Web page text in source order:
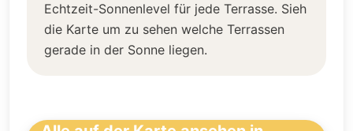
Echtzeit-Sonnenlevel für jede Terrasse. Sieh
die Karte um zu sehen welche Terrassen
gerade in der Sonne liegen.